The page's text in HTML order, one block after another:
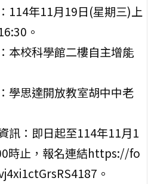
114年11月19日(星期三)上
。
本校科學館二樓自主增能
學思達開放教室胡中中老
訊：即日起至114年11月1
時止，報名連結https://fo
。